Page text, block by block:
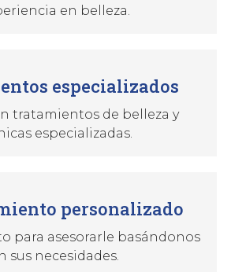
en belleza.
especializados
tratamientos de belleza y
especializadas.
personalizado
para asesorarle basándonos
sus necesidades.